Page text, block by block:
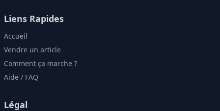
Liens Rapides
Accueil
Vendre un article
Comment ça marche ?
Aide / FAQ
Légal